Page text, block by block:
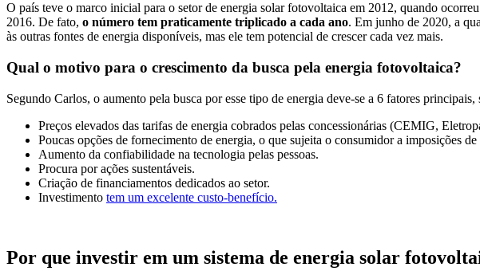
O país teve o marco inicial para o setor de energia solar fotovoltaica em 2012, quando
2016. De fato, o número tem praticamente triplicado a cada ano. Em junho de 2020, a
às outras fontes de energia disponíveis, mas ele tem potencial de crescer cada vez mais.
Qual o motivo para o crescimento da busca pela energia fotovoltaica?
Segundo Carlos, o aumento pela busca por esse tipo de energia deve-se a 6 fatores principais,
Preços elevados das tarifas de energia cobrados pelas concessionárias (CEMIG,
Poucas opções de fornecimento de energia, o que sujeita o consumidor a imposições de
Aumento da confiabilidade na tecnologia pelas pessoas.
Procura por ações sustentáveis.
Criação de financiamentos dedicados ao setor.
Investimento tem um excelente custo-benefício.
Por que investir em um sistema de energia solar